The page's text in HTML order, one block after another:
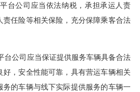
公司应当依法纳税，承担承运人责
责任险等相关保险，充分保障乘客合法
公司应当保证提供服务车辆具备合法
好，安全性能可靠，具有营运车辆相关
务的车辆与线下实际提供服务的车辆一